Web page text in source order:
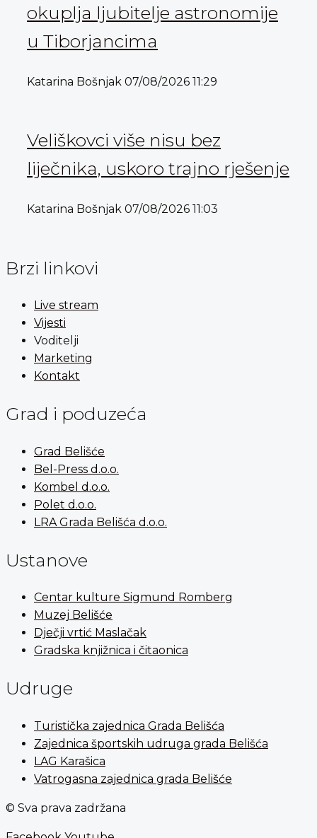
okuplja ljubitelje astronomije
u Tiborjancima
Katarina Bošnjak 07/08/2026 11:29
Veliškovci više nisu bez
liječnika, uskoro trajno rješenje
Katarina Bošnjak 07/08/2026 11:03
Brzi linkovi
Live stream
Vijesti
Voditelji
Marketing
Kontakt
Grad i poduzeća
Grad Belišće
Bel-Press d.o.o.
Kombel d.o.o.
Polet d.o.o.
LRA Grada Belišća d.o.o.
Ustanove
Centar kulture Sigmund Romberg
Muzej Belišće
Dječji vrtić Maslačak
Gradska knjižnica i čitaonica
Udruge
Turistička zajednica Grada Belišća
Zajednica športskih udruga grada Belišća
LAG Karašica
Vatrogasna zajednica grada Belišće
© Sva prava zadržana